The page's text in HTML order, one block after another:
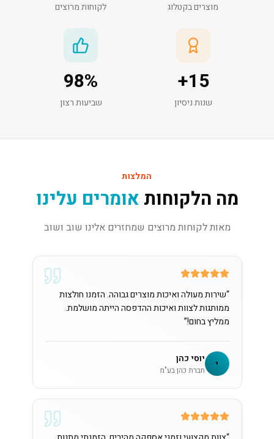
מוצרים בקטלוג לקוחות מרוצים
15
+
שנות ניסיון
98%
שביעות רצון
המלצות
מה הלקוחות אומרים עלינו
מאות לקוחות מרוצים שמחזרים אלינו שוב ושוב
“שירות מעולה ואיכות מוצרים גבוהה. הזמנו חולצות
ממותגות לצוות ואיכות ההדפסה הייתה מושלמת.
ממליץ בחום!”
י יוסי כהן
חברת כהן בע"מ